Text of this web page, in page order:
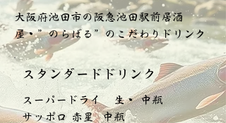
大阪府池田市の阪急池田駅前居酒
屋・”のらばる”のこだわりドリンク
​スタンダードドリンク
スーパードライ 生・ 中瓶
サッポロ 赤星 中瓶